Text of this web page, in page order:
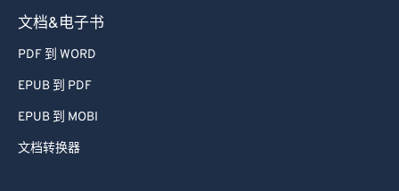
文档&电子书
PDF 到 WORD
EPUB 到 PDF
EPUB 到 MOBI
文档转换器